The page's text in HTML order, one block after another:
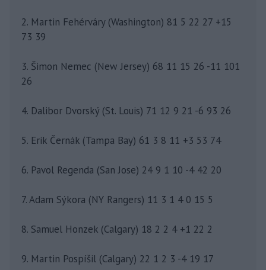
2. Martin Fehérváry (Washington) 81 5 22 27 +15
73 39
3. Šimon Nemec (New Jersey) 68 11 15 26 -11 101
26
4. Dalibor Dvorský (St. Louis) 71 12 9 21 -6 93 26
5. Erik Černák (Tampa Bay) 61 3 8 11 +3 53 74
6. Pavol Regenda (San Jose) 24 9 1 10 -4 42 20
7. Adam Sýkora (NY Rangers) 11 3 1 4 0 15 5
8. Samuel Honzek (Calgary) 18 2 2 4 +1 22 2
9. Martin Pospíšil (Calgary) 22 1 2 3 -4 19 17